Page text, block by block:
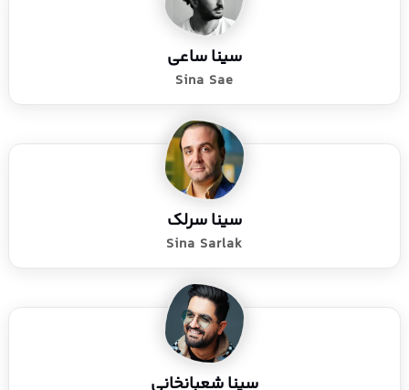
سینا ساعی
Sina Sae
سینا سرلک
Sina Sarlak
سینا شعبانخانی